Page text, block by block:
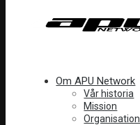
Om APU Network
Vår historia
Mission
Organisation